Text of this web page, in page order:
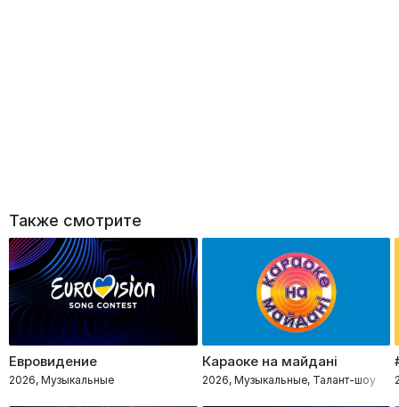
Также смотрите
Евровидение
2026, Музыкальные
Караоке на майдані
2026, Музыкальные, Талант-шоу